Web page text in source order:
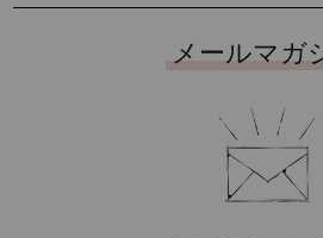
メールマガ